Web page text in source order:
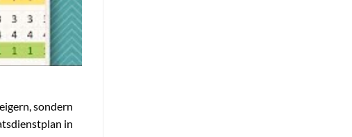
sondern
in